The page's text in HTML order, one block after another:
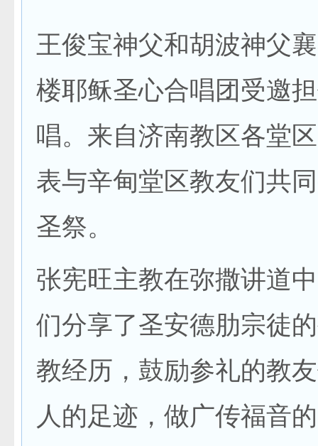
王俊宝神父和胡波神父
楼耶稣圣心合唱团受邀
唱。来自济南教区各堂
表与辛甸堂区教友们共
圣祭。
张宪旺主教在弥撒讲道
们分享了圣安德肋宗徒
教经历，鼓励参礼的教
人的足迹，做广传福音